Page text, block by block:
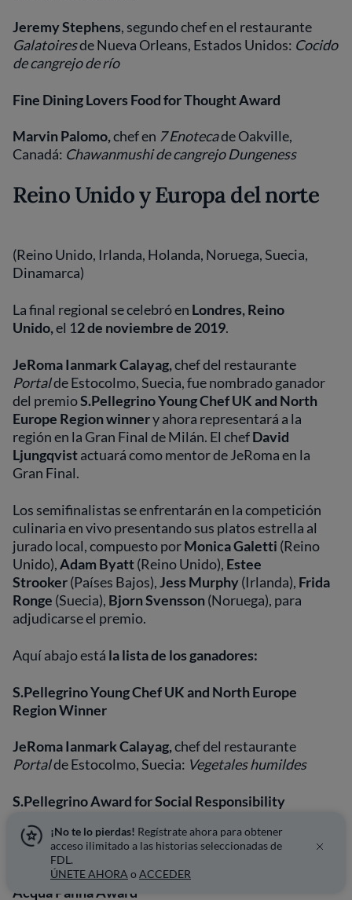
Jeremy Stephens, segundo chef en el restaurante
Galatoiresde Nueva Orleans, Estados Unidos: Cocido
de cangrejo de río
Fine Dining Lovers Food for Thought Award
Marvin Palomo,chef en 7 Enotecade Oakville,
Canadá: Chawanmushi de cangrejo Dungeness
Reino Unido y Europa del norte
(Reino Unido, Irlanda, Holanda, Noruega, Suecia,
Dinamarca)
La final regional se celebró en Londres, Reino
Unido,el 12 de noviembre de 2019.
JeRoma Ianmark Calayag,chef del restaurante
Portalde Estocolmo, Suecia, fue nombrado ganador
del premioS.Pellegrino Young Chef UK and North
Europe Region winnery ahora representará a la
región en la Gran Final de Milán. El chefDavid
Ljungqvistactuará como mentor de JeRoma en la
Gran Final.
Los semifinalistas se enfrentarán en la competición
culinaria en vivo presentando sus platos estrella al
jurado local, compuesto porMonica Galetti (Reino
Unido),Adam Byatt(Reino Unido), Estee
Strooker(Países Bajos),Jess Murphy(Irlanda), Frida
Ronge (Suecia), Bjorn Svensson(Noruega), para
adjudicarse el premio.
Aquí abajo está la lista de los ganadores:
S.Pellegrino Young Chef UK and North Europe
Region Winner
JeRoma Ianmark Calayag,chef del restaurante
Portalde Estocolmo, Suecia: Vegetales humildes
S.Pellegrino Award for Social Responsibility
Pippa Lovell,segundo chef enLittle fish at the bay
Port Erin, Man Island:Lo que ella encontró
Acqua Panna Award
¡No te lo pierdas! Regístrate ahora para obtener
acceso ilimitado a las historias seleccionadas de
FDL.
ÚNETE AHORA o ACCEDER